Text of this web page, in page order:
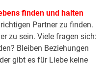
finden und halten
Partner zu finden.
zu sein. Viele fragen sich:
Bleiben Beziehungen
gibt es für Liebe keine